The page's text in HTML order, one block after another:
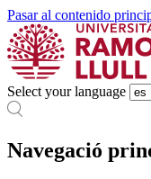
Pasar al contenido
Select your language
Navegació